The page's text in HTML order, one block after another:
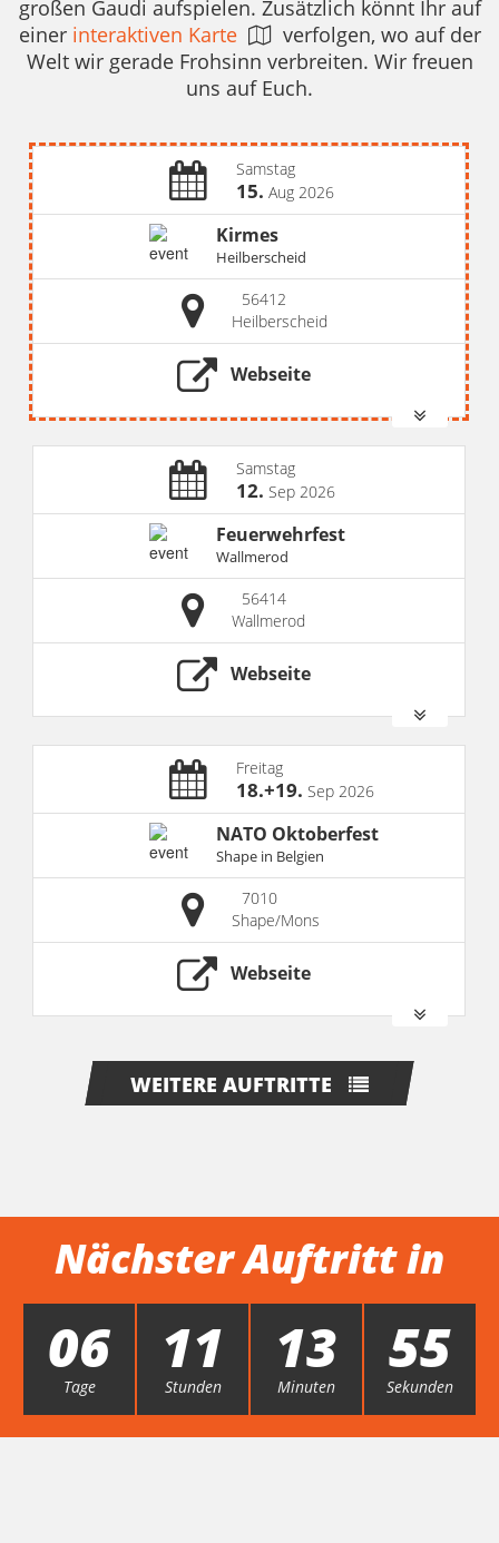
großen Gaudi aufspielen. Zusätzlich könnt Ihr auf
einer interaktiven Karte
verfolgen, wo auf der
Welt wir gerade Frohsinn verbreiten. Wir freuen
uns auf Euch.
Samstag
15. Aug 2026
Kirmes
Heilberscheid
56412
Heilberscheid
Webseite
Samstag
12. Sep 2026
Feuerwehrfest
Wallmerod
56414
Wallmerod
Webseite
Freitag
18.+19. Sep 2026
NATO Oktoberfest
Shape in Belgien
7010
Shape/Mons
Webseite
WEITERE AUFTRITTE
Nächster Auftritt in
06
Tage
11
Stunden
13
Minuten
54
Sekunden